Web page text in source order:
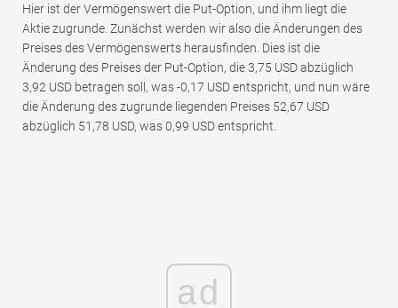
Hier ist der Vermögenswert die Put-Option, und ihm liegt die
Aktie zugrunde. Zunächst werden wir also die Änderungen des
Preises des Vermögenswerts herausfinden. Dies ist die
Änderung des Preises der Put-Option, die 3,75 USD abzüglich
3,92 USD betragen soll, was -0,17 USD entspricht, und nun wäre
die Änderung des zugrunde liegenden Preises 52,67 USD
abzüglich 51,78 USD, was 0,99 USD entspricht.
ad